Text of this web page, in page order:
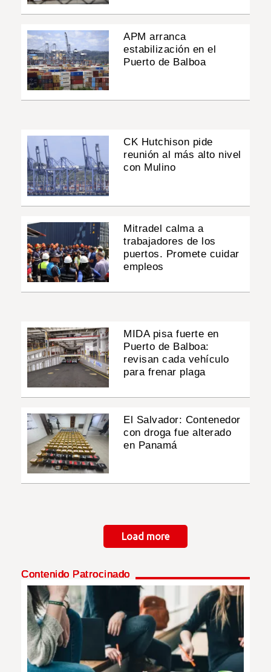
APM arranca
estabilización en el
Puerto de Balboa
CK Hutchison pide
reunión al más alto nivel
con Mulino
Mitradel calma a
trabajadores de los
puertos. Promete cuidar
empleos
MIDA pisa fuerte en
Puerto de Balboa:
revisan cada vehículo
para frenar plaga
El Salvador: Contenedor
con droga fue alterado
en Panamá
Load more
Contenido Patrocinado